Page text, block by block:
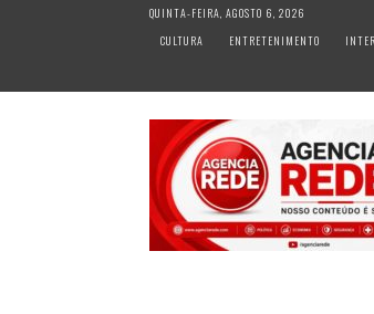
QUINTA-FEIRA, AGOSTO 6, 2026
CULTURA
ENTRETENIMENTO